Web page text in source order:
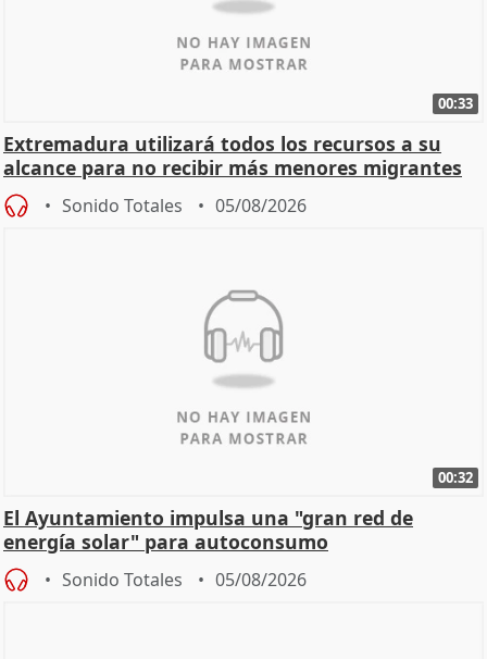
00:33
Extremadura utilizará todos los recursos a su
alcance para no recibir más menores migrantes
Sonido Totales 05/08/2026
00:32
El Ayuntamiento impulsa una "gran red de
energía solar" para autoconsumo
Sonido Totales 05/08/2026